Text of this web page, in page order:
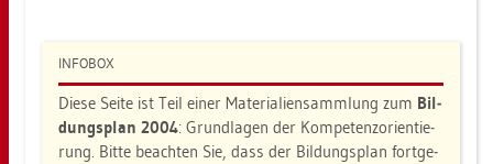
IN­FO­BOX
Diese Seite ist Teil einer Ma­te­ria­li­en­samm­lung zum Bil­
dungs­plan 2004: Grund­la­gen der Kom­pe­tenz­ori­en­tie­
rung. Bitte be­ach­ten Sie, dass der Bil­dungs­plan fort­ge­